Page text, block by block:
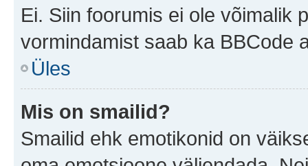
Ei. Siin foorumis ei ole võimalik
vormindamist saab ka BBCode
Üles
Mis on smailid?
Smailid ehk emotikonid on